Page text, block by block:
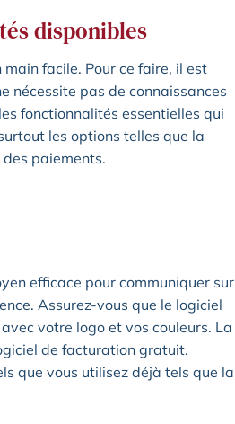
disponibles
facile. Pour ce faire, il est
nécessite pas de connaissances
fonctionnalités essentielles qui
les options telles que la
paiements.
efficace pour communiquer sur
Assurez-vous que le logiciel
votre logo et vos couleurs. La
de facturation gratuit.
que vous utilisez déjà tels que la